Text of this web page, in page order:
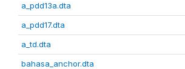
a_pdd13a.dta
a_pdd17.dta
a_td.dta
bahasa_anchor.dta